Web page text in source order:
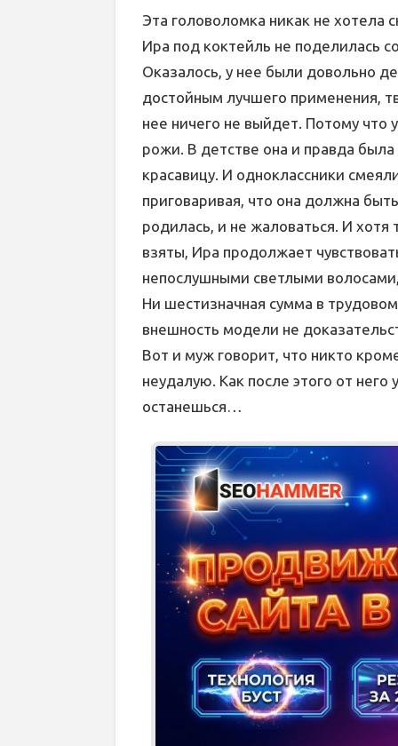
Эта головоломка никак не хотела
Ира под коктейль не поделилась
Оказалось, у нее были довольно
достойным лучшего применения,
нее ничего не выйдет. Потому
рожи. В детстве она и правда
красавицу. И одноклассники
приговаривая, что она должна
родилась, и не жаловаться. И
взяты, Ира продолжает
непослушными светлыми
Ни шестизначная сумма в
внешность модели не
Вот и муж говорит, что никто
неудалую. Как после этого от
останешься…